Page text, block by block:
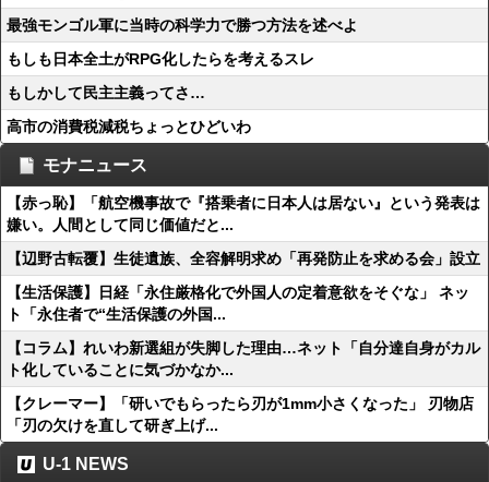
最強モンゴル軍に当時の科学力で勝つ方法を述べよ
もしも日本全土がRPG化したらを考えるスレ
もしかして民主主義ってさ…
高市の消費税減税ちょっとひどいわ
モナニュース
【赤っ恥】「航空機事故で『搭乗者に日本人は居ない』という発表は
嫌い。人間として同じ価値だと...
【辺野古転覆】生徒遺族、全容解明求め「再発防止を求める会」設立
【生活保護】日経「永住厳格化で外国人の定着意欲をそぐな」 ネッ
ト「永住者で“生活保護の外国...
【コラム】れいわ新選組が失脚した理由…ネット「自分達自身がカル
ト化していることに気づかなか...
【クレーマー】「研いでもらったら刃が1mm小さくなった」 刃物店
「刃の欠けを直して研ぎ上げ...
U-1 NEWS